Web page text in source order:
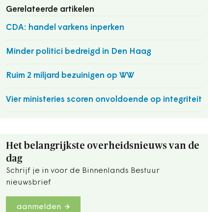
Gerelateerde artikelen
CDA: handel varkens inperken
Minder politici bedreigd in Den Haag
Ruim 2 miljard bezuinigen op WW
Vier ministeries scoren onvoldoende op integriteit
Het belangrijkste overheidsnieuws van de
dag
Schrijf je in voor de Binnenlands Bestuur
nieuwsbrief
aanmelden